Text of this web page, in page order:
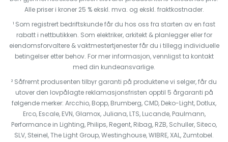
Alle priser i kroner 25 % ekskl. mva. og ekskl. fraktkostnader.
¹ Som registrert bedriftskunde får du hos oss fra starten av en fast
rabatt i nettbutikken. Som elektriker, arkitekt & planlegger eller for
eiendomsforvaltere & vaktmestertjenester får du i tillegg individuelle
betingelser etter behov. For mer informasjon, vennligst ta kontakt
med din kundeansvarlige.
² Såfremt produsenten tilbyr garanti på produktene vi selger, får du
utover den lovpålagte reklamasjonsfristen opptil 5 årgaranti på
følgende merker: Arcchio, Bopp, Brumberg, CMD, Deko-Light, Dotlux,
Erco, Escale, EVN, Glamox, Juliana, LTS, Lucande, Paulmann,
Performance in Lighting, Philips, Regent, Ribag, RZB, Schuller, Siteco,
SLV, Steinel, The Light Group, Westinghouse, WIBRE, XAL, Zumtobel.